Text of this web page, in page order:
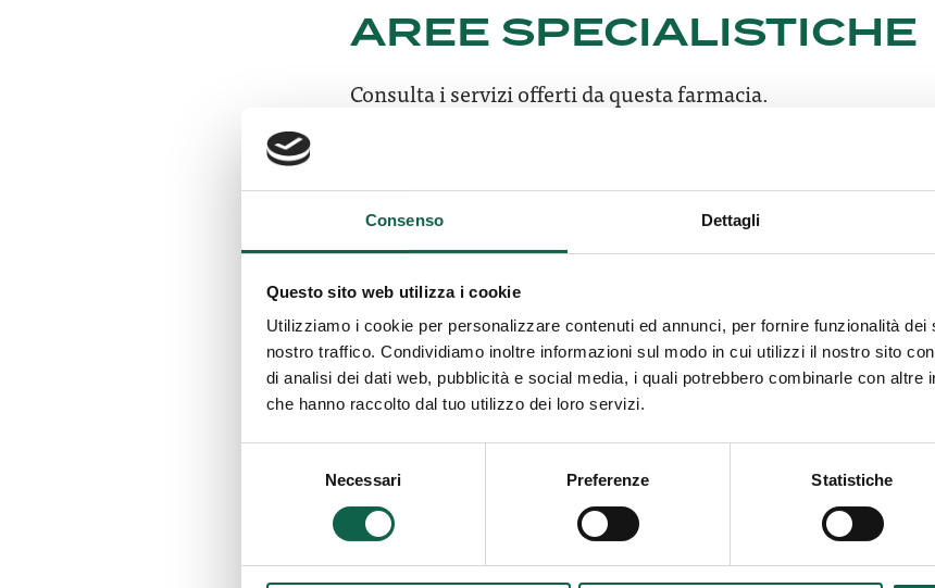
Consenso Dettagli
Questo sito web utilizza i cookie
Utilizziamo i cookie per personalizzare contenuti ed annunci, per fornire funzionalità
nostro traffico. Condividiamo inoltre informazioni sul modo in cui utilizzi il nostro sito
di analisi dei dati web, pubblicità e social media, i quali potrebbero combinarle con altre
che hanno raccolto dal tuo utilizzo dei loro servizi.
Necessari Preferenze Statistiche
AREE SPECIALISTICHE
Consulta i servizi offerti da questa farmacia.
ESAMI/TEST
SCREENING CARDIOVASCOLARE
CONSULENZE E SERVIZI MEDICI
ALTRI SERVIZI